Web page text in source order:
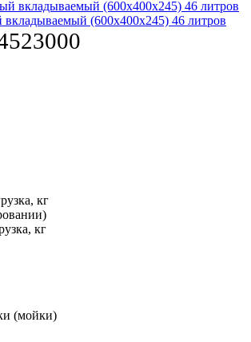
(600х400х245) 46 литров
кг
кг
(мойки)